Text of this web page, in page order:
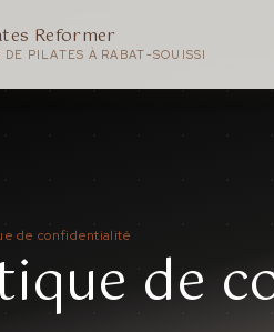
Reformer
DE PILATES À RABAT-SOUISSI
de confidentialité
de